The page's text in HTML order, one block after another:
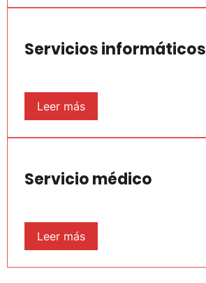
Servicios informáticos
Leer más
Servicio médico
Leer más